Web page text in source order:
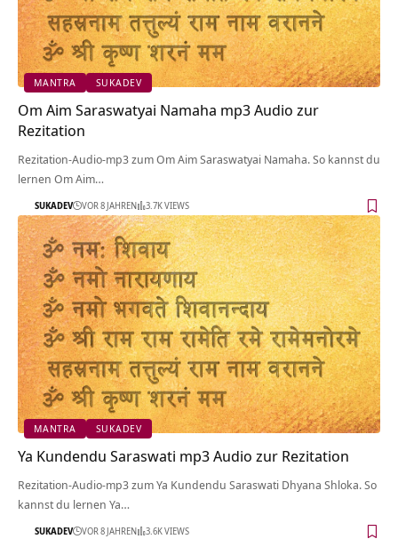
MANTRA SUKADEV
Om Aim Saraswatyai Namaha mp3 Audio zur
Rezitation
Rezitation-Audio-mp3 zum Om Aim Saraswatyai Namaha. So kannst du
lernen Om Aim…
SUKADEV VOR 8 JAHREN 3.7K VIEWS
MANTRA SUKADEV
Ya Kundendu Saraswati mp3 Audio zur Rezitation
Rezitation-Audio-mp3 zum Ya Kundendu Saraswati Dhyana Shloka. So
kannst du lernen Ya…
SUKADEV VOR 8 JAHREN 3.6K VIEWS